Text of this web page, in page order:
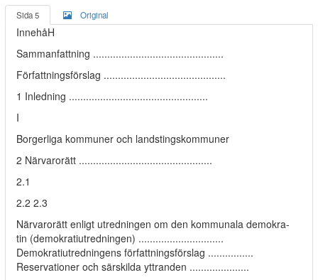
Sida 5 Original
InnehåH
Sammanfattning ..............................................
Författningsförslag ...........................................
1 Inledning .................................................
I
Borgerliga kommuner och landstingskommuner
2 Närvarorätt ...............................................
2.1
2.2 2.3
Närvarorätt enligt utredningen om den kommunala demokra-
tin (demokratiutredningen) ..............................
Demokratiutredningens författningsförslag ................
Reservationer och särskilda yttranden .....................